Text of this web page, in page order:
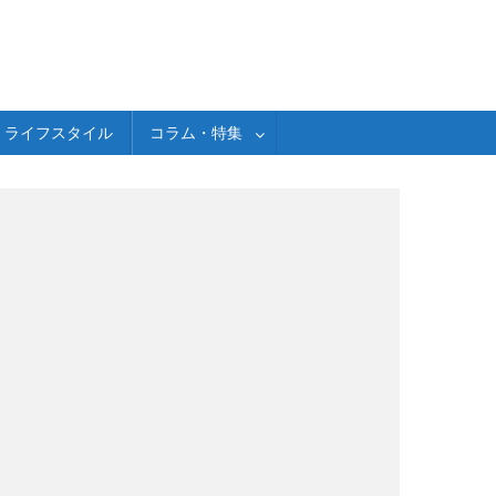
ライフスタイル コラム・特集